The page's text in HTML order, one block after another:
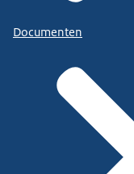
Documenten